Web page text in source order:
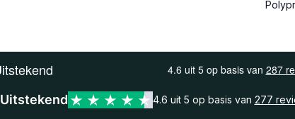
Uitstekend 4.6 uit 5 op basis van 277